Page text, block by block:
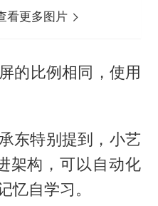
看更多图片
的比例相同，使用
东特别提到，小艺
架构，可以自动化
忆自学习。